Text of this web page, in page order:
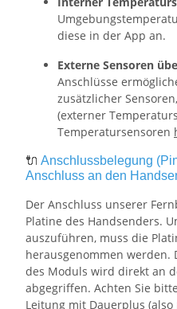
diese in der App an.
Externe Sensoren
Anschlüsse
zusätzlicher
(externer
Temperatursensoren
🔌 Anschlussbelegung
Anschluss an den
Der Anschluss unserer
Platine des Handsenders.
auszuführen, muss die
herausgenommen werden.
des Moduls wird direkt an
abgegriffen. Achten Sie
Leitung mit Dauerplus